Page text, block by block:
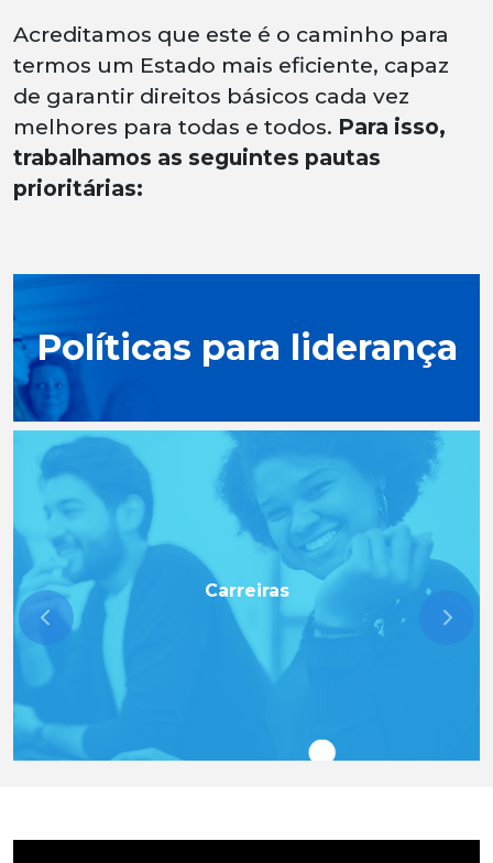
Acreditamos que este é o caminho para
termos um Estado mais eficiente, capaz
de garantir direitos básicos cada vez
melhores para todas e todos. Para isso,
trabalhamos as seguintes pautas
prioritárias:
Políticas para liderança
Carreiras